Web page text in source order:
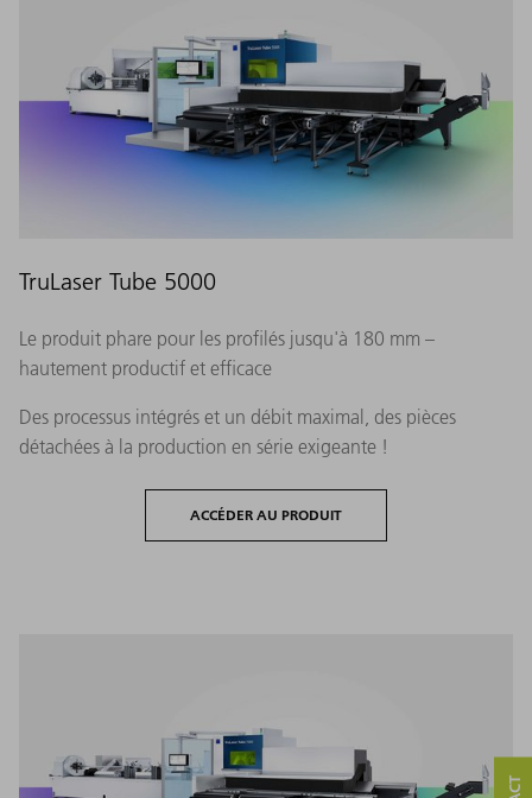
TruLaser Tube 5000
Le produit phare pour les profilés jusqu'à 180 mm –
hautement productif et efficace
Des processus intégrés et un débit maximal, des pièces
détachées à la production en série exigeante !
ACCÉDER AU PRODUIT